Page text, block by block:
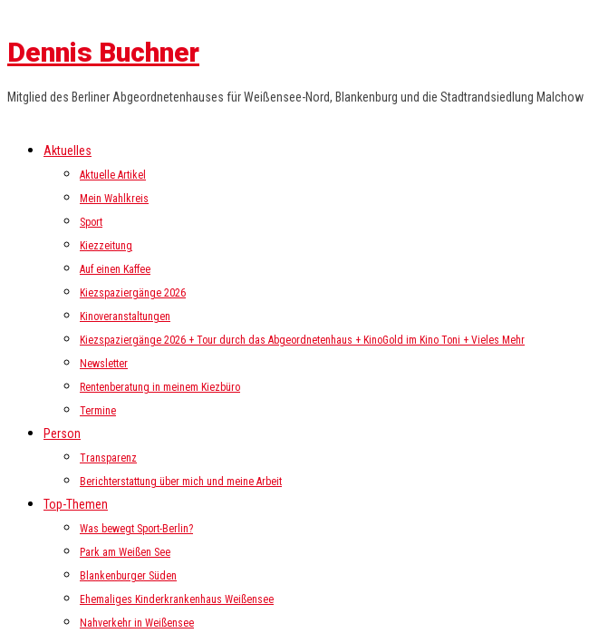
Dennis Buchner
Mitglied des Berliner Abgeordnetenhauses für Weißensee-Nord, Blankenburg und die Stadtrandsiedlung Malchow
Aktuelles
Aktuelle Artikel
Mein Wahlkreis
Sport
Kiezzeitung
Auf einen Kaffee
Kiezspaziergänge 2026
Kinoveranstaltungen
Kiezspaziergänge 2026 + Tour durch das Abgeordnetenhaus + KinoGold im Kino Toni + Vieles Mehr
Newsletter
Rentenberatung in meinem Kiezbüro
Termine
Person
Transparenz
Berichterstattung über mich und meine Arbeit
Top-Themen
Was bewegt Sport-Berlin?
Park am Weißen See
Blankenburger Süden
Ehemaliges Kinderkrankenhaus Weißensee
Nahverkehr in Weißensee